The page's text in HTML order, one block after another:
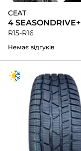
CEAT
4 SEASONDRIVE+
R15-R16
Немає відгуків